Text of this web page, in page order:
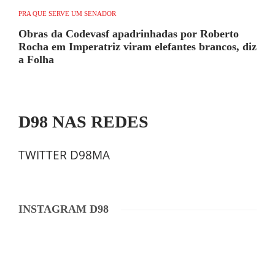
PRA QUE SERVE UM SENADOR
Obras da Codevasf apadrinhadas por Roberto
Rocha em Imperatriz viram elefantes brancos, diz
a Folha
D98 NAS REDES
TWITTER D98MA
INSTAGRAM D98